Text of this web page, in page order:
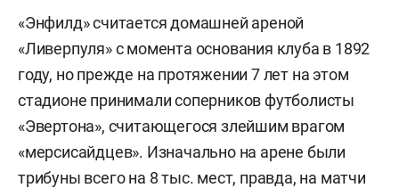
«Энфилд» считается домашней ареной
«Ливерпуля» с момента основания клуба в 1892
году, но прежде на протяжении 7 лет на этом
стадионе принимали соперников футболисты
«Эвертона», считающегося злейшим врагом
«мерсисайдцев». Изначально на арене были
трибуны всего на 8 тыс. мест, правда, на матчи